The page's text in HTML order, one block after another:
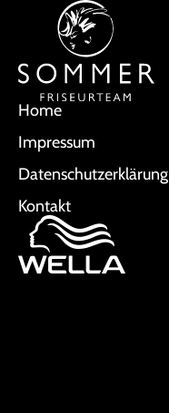
Home
Impressum
Datenschutzerklärung
Kontakt